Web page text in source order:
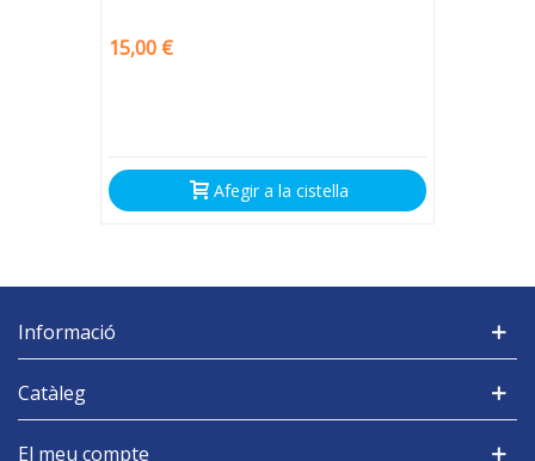
15,00 €
Afegir a la cistella
Informació
Catàleg
El meu compte